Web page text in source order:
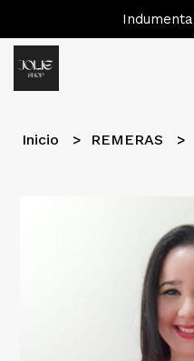
Inicio REMERAS